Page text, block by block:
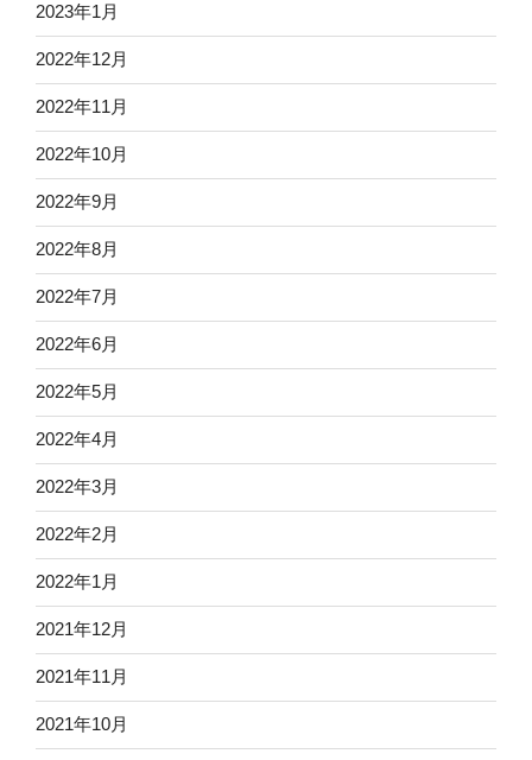
2023年1月
2022年12月
2022年11月
2022年10月
2022年9月
2022年8月
2022年7月
2022年6月
2022年5月
2022年4月
2022年3月
2022年2月
2022年1月
2021年12月
2021年11月
2021年10月